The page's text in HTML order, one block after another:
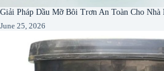
Giải Pháp Dầu Mỡ Bôi Trơn An Toàn Cho Nhà
June 25, 2026